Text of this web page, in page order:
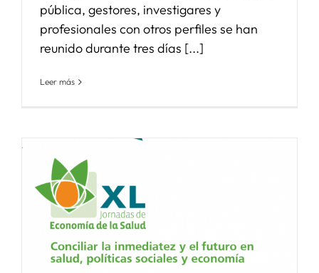
pública, gestores, investigares y
profesionales con otros perfiles se han
reunido durante tres días [...]
Leer más